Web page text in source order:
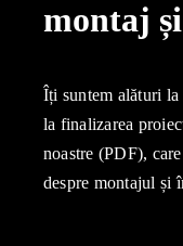
montaj
Îți suntem alături la
la finalizarea
noastre (PDF),
despre montajul și